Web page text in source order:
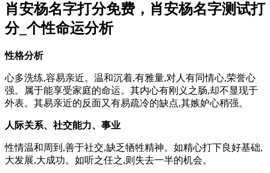
肖安杨名字打分免费，肖安杨名字测试打
分_个性命运分析
性格分析
心多洗练,容易亲近。温和沉着,有雅量,对人有同情心,荣誉心
强。属于能享受家庭的命运。其内心有刚义之肠,却不显现于
外表。其易亲近的反面又有易疏冷的缺点,其嫉妒心稍强。
人际关系、社交能力、事业
性情温和周到,善于社交,缺乏牺牲精神。如精心打下良好基础,
大发展,大成功。如听之任之,则失去一半的机会。